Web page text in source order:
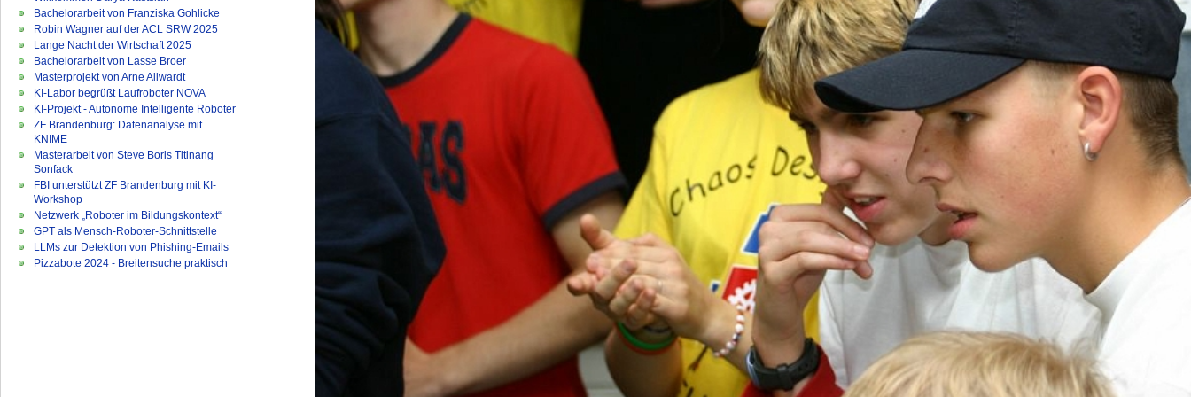
Bachelorarbeit von Franziska Gohlicke
Robin Wagner auf der ACL SRW 2025
Lange Nacht der Wirtschaft 2025
Bachelorarbeit von Lasse Broer
Masterprojekt von Arne Allwardt
KI-Labor begrüßt Laufroboter NOVA
KI-Projekt - Autonome Intelligente Roboter
ZF Brandenburg: Datenanalyse mit
KNIME
Masterarbeit von Steve Boris Titinang
Sonfack
FBI unterstützt ZF Brandenburg mit KI-
Workshop
Netzwerk „Roboter im Bildungskontext“
GPT als Mensch-Roboter-Schnittstelle
LLMs zur Detektion von Phishing-Emails
Pizzabote 2024 - Breitensuche praktisch